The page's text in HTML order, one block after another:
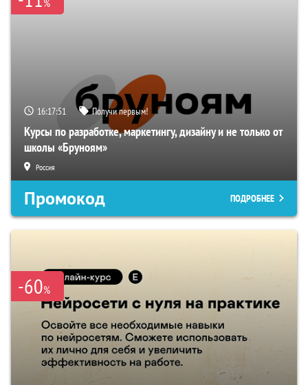
%
16:17:50 Получи первым!
Курсы по разработке, маркетингу, дизайну и не только от
школы «Бруноям»
Россия
Промокод ПОДРОБНЕЕ
-60%